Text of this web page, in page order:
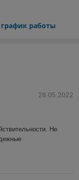
график работы
28.05.2022
Не